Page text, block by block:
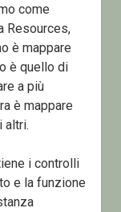
come
Resources,
è mappare
è quello di
a più
è mappare
altri.
i controlli
e la funzione